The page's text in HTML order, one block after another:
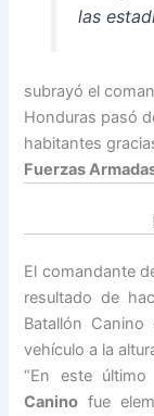
las
subrayó el
Honduras pasó
habitantes
Fuerzas
El comandante
resultado de
Batallón
vehículo a la
“En este
Canino fue